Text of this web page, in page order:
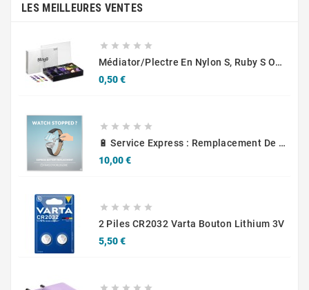
LES MEILLEURES VENTES
    
Médiator/plectre En Nylon S, Ruby S Ou Touch L - STAGG PBOX10
0,50 €Prix
    
🔋 Service Express : Remplacement De Piles D'Horlogerie
10,00 €Prix
    
2 Piles CR2032 Varta Bouton Lithium 3V
5,50 €Prix
    